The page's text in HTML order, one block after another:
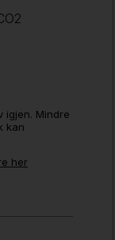
2
igjen. Mindre
kan
her